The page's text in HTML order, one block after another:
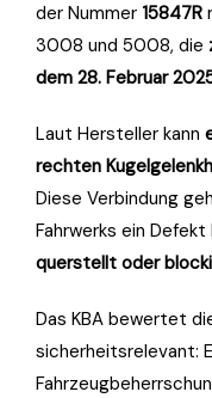
der Nummer 15847R
3008 und 5008, die
dem 28. Februar
Laut Hersteller kann
rechten
Diese Verbindung
Fahrwerks ein Defekt
querstellt oder
Das KBA bewertet
sicherheitsrelevant: